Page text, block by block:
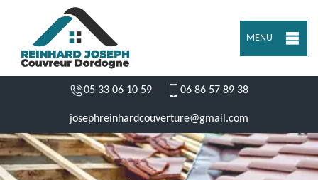
MENU
05 33 06 10 59 06 86 57 89 38
josephreinhardcouverture@gmail.com